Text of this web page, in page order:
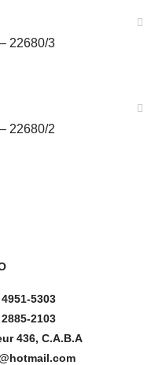
22680/3
22680/2
5303
2103
436, C.A.B.A